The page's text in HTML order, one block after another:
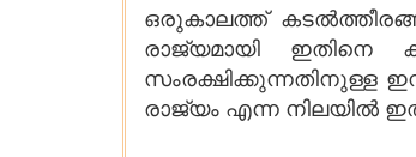
ഒരുകാലത്ത്
രാജ്യമായി ഇതിനെ
സംരക്ഷിക്കുന്നതിനുള്ള
രാജ്യം എന്ന നിലയിൽ